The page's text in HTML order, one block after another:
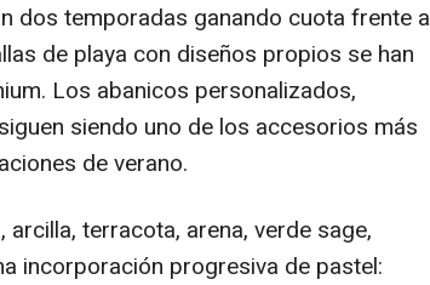
dos temporadas ganando cuota frente a
de playa con diseños propios se han
Los abanicos personalizados,
siendo uno de los accesorios más
de verano.
terracota, arena, verde sage,
incorporación progresiva de pastel: